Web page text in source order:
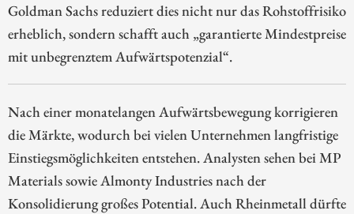
Goldman Sachs reduziert dies nicht nur das Rohstoffrisiko
erheblich, sondern schafft auch „garantierte Mindestpreise
mit unbegrenztem Aufwärtspotenzial“.
Nach einer monatelangen Aufwärtsbewegung korrigieren
die Märkte, wodurch bei vielen Unternehmen langfristige
Einstiegsmöglichkeiten entstehen. Analysten sehen bei MP
Materials sowie Almonty Industries nach der
Konsolidierung großes Potential. Auch Rheinmetall dürfte